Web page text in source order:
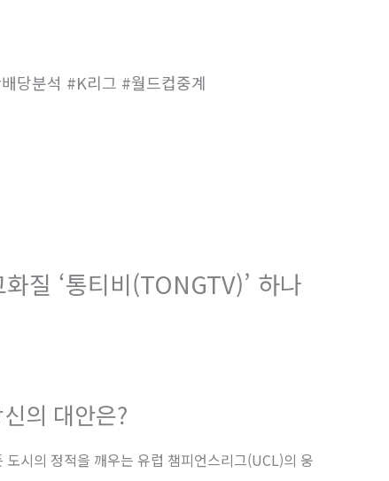
당분석 #K리그 #월드컵중계
질 ‘통티비(TONGTV)’ 하나
의 대안은?
시의 정적을 깨우는 유럽 챔피언스리그(UCL)의 웅